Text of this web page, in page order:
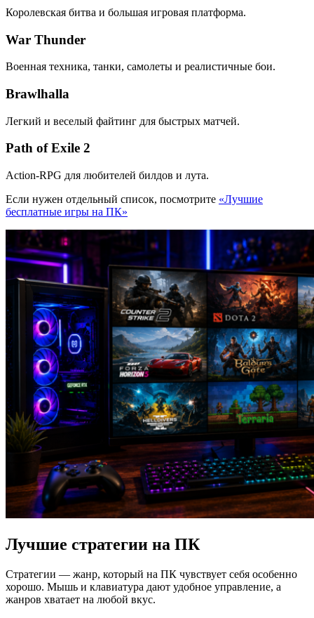
Королевская битва и большая игровая платформа.
War Thunder
Военная техника, танки, самолеты и реалистичные бои.
Brawlhalla
Легкий и веселый файтинг для быстрых матчей.
Path of Exile 2
Action-RPG для любителей билдов и лута.
Если нужен отдельный список, посмотрите «Лучшие
бесплатные игры на ПК»
Лучшие стратегии на ПК
Стратегии — жанр, который на ПК чувствует себя особенно
хорошо. Мышь и клавиатура дают удобное управление, а
жанров хватает на любой вкус.